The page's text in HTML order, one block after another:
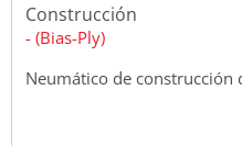
Construcción
- (Bias-Ply)
Neumático de construcción